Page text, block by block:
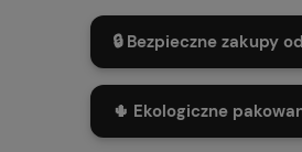
🔒 Bezpieczne zakupy
🌵 Ekologiczne